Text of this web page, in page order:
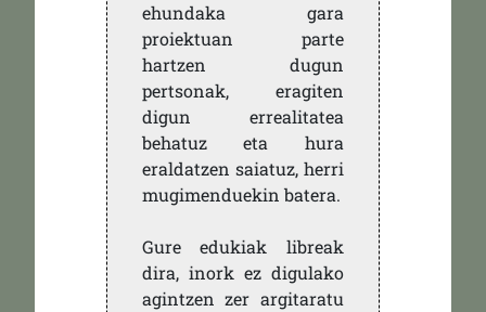
ehundaka gara
proiektuan parte
hartzen dugun
pertsonak, eragiten
digun errealitatea
behatuz eta hura
eraldatzen saiatuz, herri
mugimenduekin batera.
Gure edukiak libreak
dira, inork ez digulako
agintzen zer argitaratu